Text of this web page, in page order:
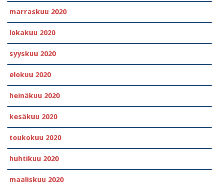
marraskuu 2020
lokakuu 2020
syyskuu 2020
elokuu 2020
heinäkuu 2020
kesäkuu 2020
toukokuu 2020
huhtikuu 2020
maaliskuu 2020